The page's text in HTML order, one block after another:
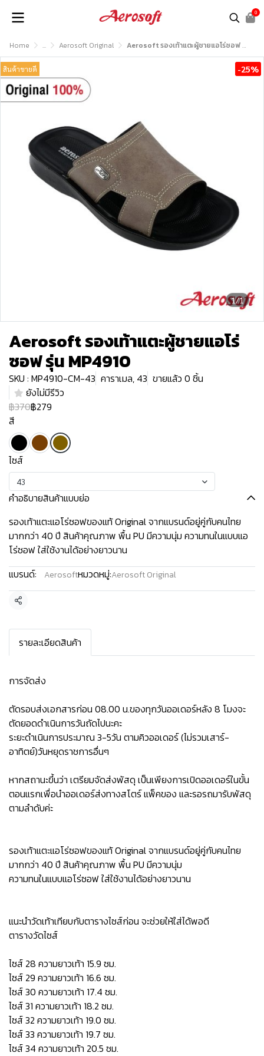
0
Home ... Aerosoft Original Aerosoft รองเท้าแตะผู้ชายแอโร่ซอฟ รุ่น MP4910
1/1
สินค้าขายดี -25%
Aerosoft รองเท้าแตะผู้ชายแอโร่
ซอฟ รุ่น MP4910
SKU : MP4910-CM-43 คาราเมล, 43 ขายแล้ว 0 ชิ้น
ยังไม่มีรีวิว
฿370฿279
สี
ไซส์
43
คำอธิบายสินค้าแบบย่อ
รองเท้าแตะแอโร่ซอฟของแท้ Original จากแบรนด์อยู่คู่กับคนไทย
มากกว่า 40 ปี สินค้าคุณภาพ พื้น PU มีความนุ่ม ความทนในแบบแอ
โร่ซอฟ ใส่ใช้งานได้อย่างยาวนาน
แบรนด์:
Aerosoftหมวดหมู่:Aerosoft Original
แชร์
รายละเอียดสินค้า
การจัดส่ง
ตัดรอบส่งเอกสารก่อน 08.00 น.ของทุกวันออเดอร์หลัง 8 โมงจะ
ตัดยอดดำเนินการวันถัดไปนะคะ
ระยะดำเนินการประมาณ 3-5วัน ตามคิวออเดอร์ (ไม่รวมเสาร์-
อาทิตย์)วันหยุดราชการอื่นๆ
หากสถานะขึ้นว่า เตรียมจัดส่งพัสดุ เป็นเพียงการเปิดออเดอร์ในขั้น
ตอนแรกเพื่อนำออเดอร์ส่งทางสโตร์ แพ็คของ และรอรถมารับพัสดุ
ตามลำดับค่ะ
รองเท้าแตะแอโร่ซอฟของแท้ Original จากแบรนด์อยู่คู่กับคนไทย
มากกว่า 40 ปี สินค้าคุณภาพ พื้น PU มีความนุ่ม
ความทนในแบบแอโร่ซอฟ ใส่ใช้งานได้อย่างยาวนาน
แนะนำวัดเท้าเทียบกับตารางไซส์ก่อน จะช่วยให้ใส่ได้พอดี
ตารางวัดไซส์
ไซส์ 28 ความยาวเท้า 15.9 ซม.
ไซส์ 29 ความยาวเท้า 16.6 ซม.
ไซส์ 30 ความยาวเท้า 17.4 ซม.
ไซส์ 31 ความยาวเท้า 18.2 ซม.
ไซส์ 32 ความยาวเท้า 19.0 ซม.
ไซส์ 33 ความยาวเท้า 19.7 ซม.
ไซส์ 34 ความยาวเท้า 20.5 ซม.